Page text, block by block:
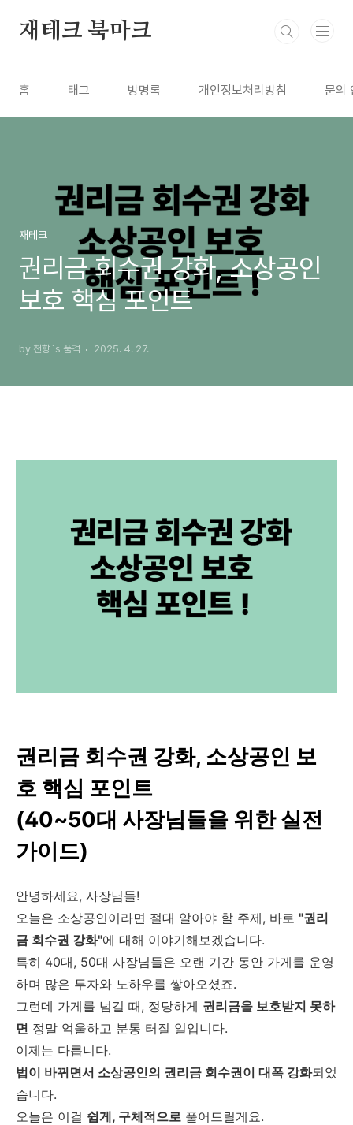
재테크 북마크
홈 태그 방명록 개인정보처리방침 문의
재테크
권리금 회수권 강화, 소상공인
보호 핵심 포인트
by 천향`s 품격 2025. 4. 27.
권리금 회수권 강화, 소상공인 보
호 핵심 포인트
(40~50대 사장님들을 위한 실전
가이드)
안녕하세요, 사장님들!
오늘은 소상공인이라면 절대 알아야 할 주제, 바로 "권리
금 회수권 강화"에 대해 이야기해보겠습니다.
특히 40대, 50대 사장님들은 오랜 기간 동안 가게를 운영
하며 많은 투자와 노하우를 쌓아오셨죠.
그런데 가게를 넘길 때, 정당하게 권리금을 보호받지 못하
면 정말 억울하고 분통 터질 일입니다.
이제는 다릅니다.
법이 바뀌면서 소상공인의 권리금 회수권이 대폭 강화되었
습니다.
오늘은 이걸 쉽게, 구체적으로 풀어드릴게요.